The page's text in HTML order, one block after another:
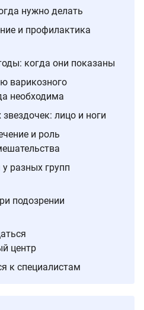
нужно делать
и профилактика
когда они показаны
варикозного
необходима
лицо и ноги
и роль
разных групп
подозрении
центр
к специалистам